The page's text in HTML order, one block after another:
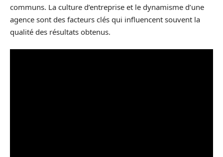
communs. La culture d’entreprise et le dynamisme d’une
agence sont des facteurs clés qui influencent souvent la
qualité des résultats obtenus.